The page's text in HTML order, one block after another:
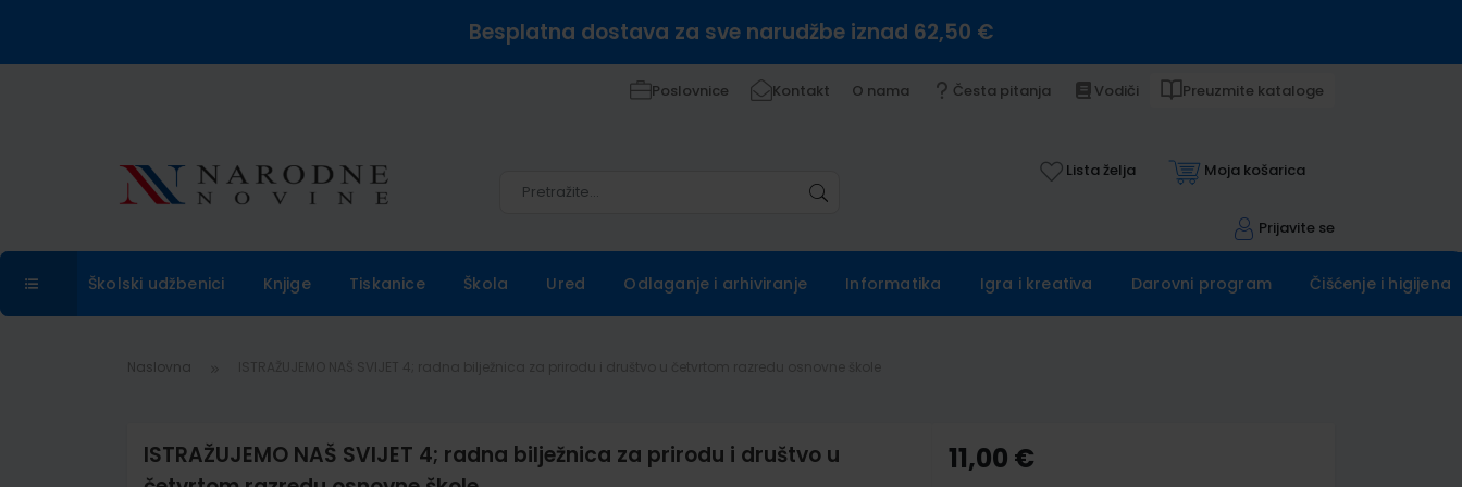
Besplatna dostava za sve narudžbe iznad 62,50 €
Poslovnice Kontakt O nama Česta pitanja Vodiči Preuzmite kataloge
Lista želja Moja košarica
Prijavite se
Školski udžbenici Knjige Tiskanice Škola Ured Odlaganje i arhiviranje Informatika Igra i kreativa Darovni program Čišćenje i higijena
Naslovna
ISTRAŽUJEMO NAŠ SVIJET 4; radna bilježnica za prirodu i društvo u
11,00 €